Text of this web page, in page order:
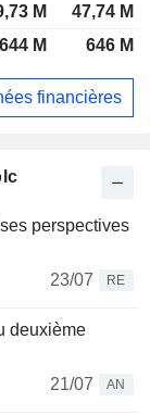
perspectives
23/07
RE
deuxième
21/07
AN
M
47,74 M
644 M 646 M
financières